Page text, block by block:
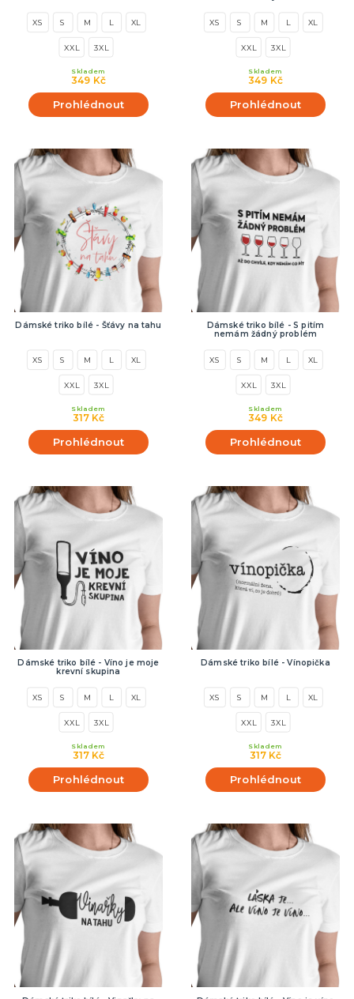
XS S M L XL
XXL 3XL
349 Kč
Skladem
Prohlédnout
XS S M L XL
XXL 3XL
349 Kč
Skladem
Prohlédnout
Dámské triko bílé - Šťávy na tahu
XS S M L XL
XXL 3XL
317 Kč
Skladem
Prohlédnout
Dámské triko bílé - S pitím
nemám žádný problém
XS S M L XL
XXL 3XL
349 Kč
Skladem
Prohlédnout
Dámské triko bílé - Víno je moje
krevní skupina
XS S M L XL
XXL 3XL
317 Kč
Skladem
Prohlédnout
Dámské triko bílé - Vínopička
XS S M L XL
XXL 3XL
317 Kč
Skladem
Prohlédnout